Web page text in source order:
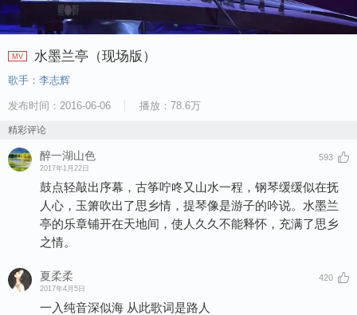
MV 水墨兰亭（现场版）
歌手： 李志辉
发布时间： 2016-06-06 播放： 78.6万
精彩评论
醉一湖山色
2017年1月22日
593
鼓点轻敲出序幕，古筝咛咚又山水一程，钢琴缓缓似在抚
人心，玉箫吹出了思乡情，提琴像是游子的吟说。水墨兰
亭的乐章铺开在天地间，使人久久不能释怀，充满了思乡
之情。
夏柔柔
2017年4月5日
420
一入纯音深似海 从此歌词是路人